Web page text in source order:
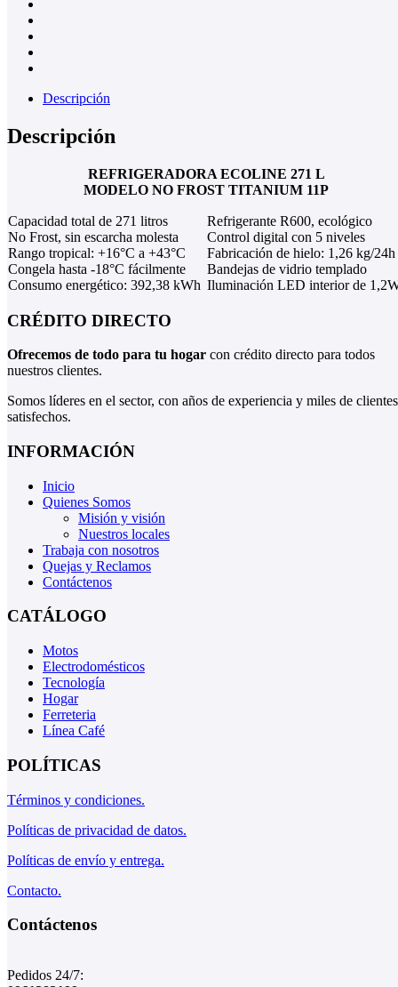
Descripción
Descripción
REFRIGERADORA ECOLINE 271 L
MODELO NO FROST TITANIUM 11P
Capacidad total de 271 litros
No Frost, sin escarcha molesta
Rango tropical: +16°C a +43°C
Congela hasta -18°C fácilmente
Consumo energético: 392,38 kWh
Refrigerante R600, ecológico
Control digital con 5 niveles
Fabricación de hielo: 1,26 kg/24h
Bandejas de vidrio templado
Iluminación LED interior de
CRÉDITO DIRECTO
Ofrecemos de todo para tu hogar con crédito directo para todos
nuestros clientes.
Somos líderes en el sector, con años de experiencia y miles de clientes
satisfechos.
INFORMACIÓN
Inicio
Quienes Somos
Misión y visión
Nuestros locales
Trabaja con nosotros
Quejas y Reclamos
Contáctenos
CATÁLOGO
Motos
Electrodomésticos
Tecnología
Hogar
Ferreteria
Línea Café
POLÍTICAS
Términos y condiciones.
Políticas de privacidad de datos.
Políticas de envío y entrega.
Contacto.
Contáctenos
Pedidos 24/7: